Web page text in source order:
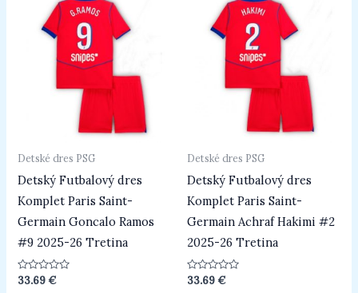
Detské dres PSG
Detský Futbalový dres
Komplet Paris Saint-
Germain Goncalo Ramos
#9 2025-26 Tretina
Hodnotenie
33.69€
Detské dres PSG
Detský Futbalový dres
Komplet Paris Saint-
Germain Achraf Hakimi #2
2025-26 Tretina
Hodnotenie
33.69€